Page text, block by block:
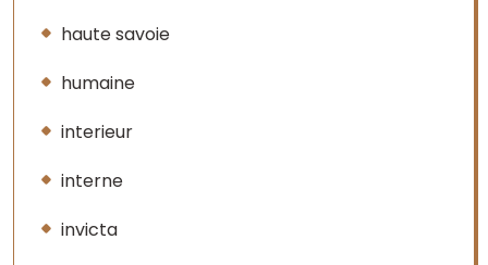
haute savoie
humaine
interieur
interne
invicta